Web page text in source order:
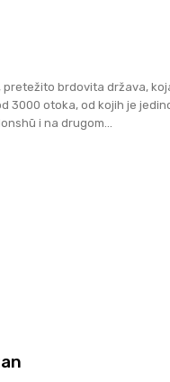
pretežito brdovita država,
3000 otoka, od kojih je
i na drugom...